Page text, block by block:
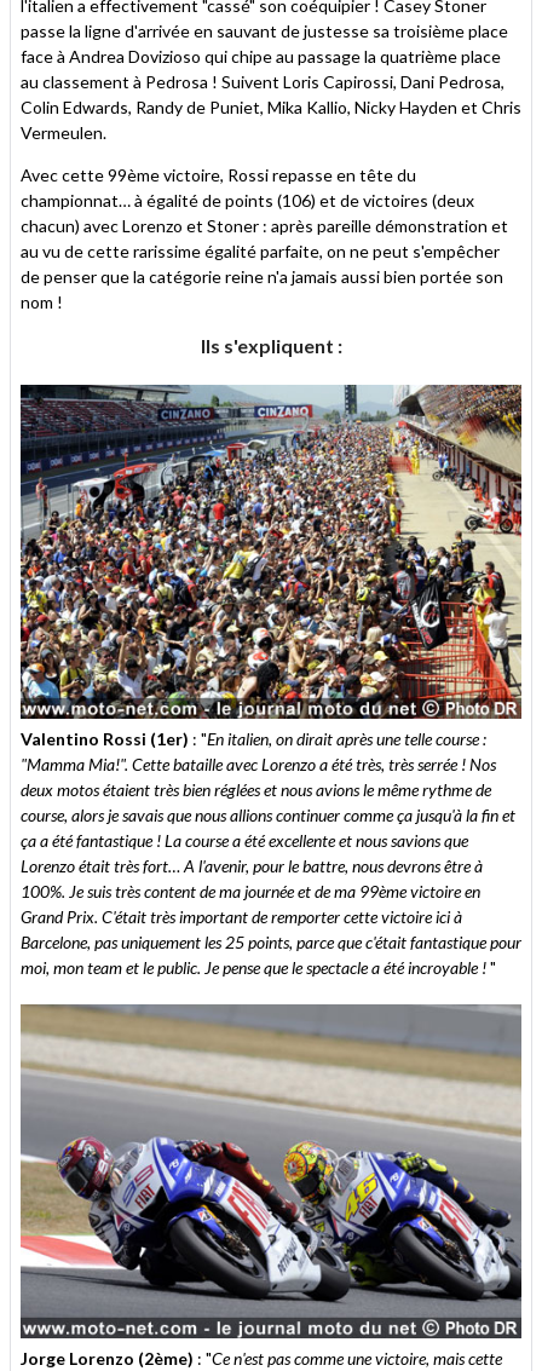
l'italien a effectivement "cassé" son coéquipier ! Casey Stoner
passe la ligne d'arrivée en sauvant de justesse sa troisième place
face à Andrea Dovizioso qui chipe au passage la quatrième place
au classement à Pedrosa ! Suivent Loris Capirossi, Dani Pedrosa,
Colin Edwards, Randy de Puniet, Mika Kallio, Nicky Hayden et Chris
Vermeulen.
Avec cette 99ème victoire, Rossi repasse en tête du
championnat… à égalité de points (106) et de victoires (deux
chacun) avec Lorenzo et Stoner : après pareille démonstration et
au vu de cette rarissime égalité parfaite, on ne peut s'empêcher
de penser que la catégorie reine n'a jamais aussi bien portée son
nom !
Ils s'expliquent :
Valentino Rossi (1er) : "En italien, on dirait après une telle course :
"Mamma Mia!". Cette bataille avec Lorenzo a été très, très serrée ! Nos
deux motos étaient très bien réglées et nous avions le même rythme de
course, alors je savais que nous allions continuer comme ça jusqu'à la fin et
ça a été fantastique ! La course a été excellente et nous savions que
Lorenzo était très fort… A l'avenir, pour le battre, nous devrons être à
100%. Je suis très content de ma journée et de ma 99ème victoire en
Grand Prix. C'était très important de remporter cette victoire ici à
Barcelone, pas uniquement les 25 points, parce que c'était fantastique pour
moi, mon team et le public. Je pense que le spectacle a été incroyable !"
Jorge Lorenzo (2ème) : "Ce n'est pas comme une victoire, mais cette